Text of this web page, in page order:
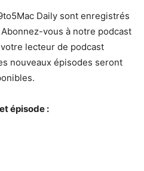
Daily sont enregistrés
vous à notre podcast
lecteur de podcast
nouveaux épisodes seront
épisode :